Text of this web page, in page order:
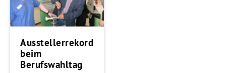
Ausstellerrekord
beim
Berufswahltag